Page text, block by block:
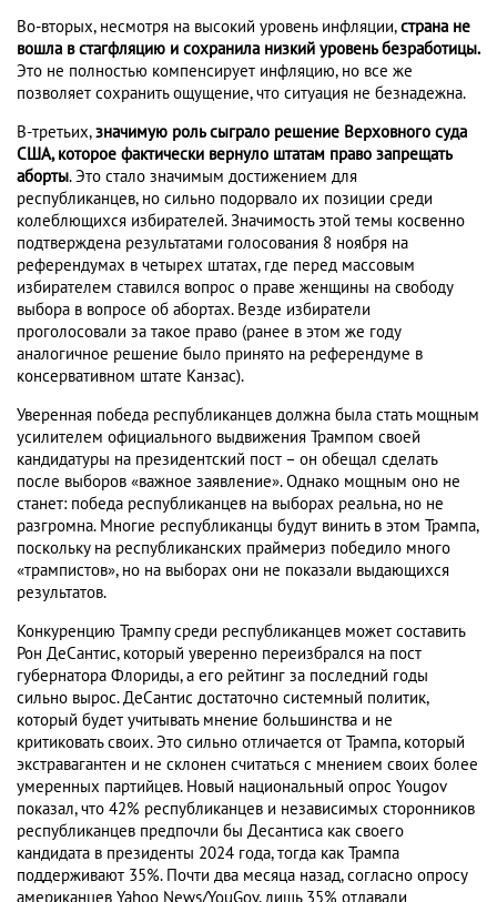
Во-вторых, несмотря на высокий уровень инфляции,страна не
вошла в стагфляцию и сохранила низкий уровень безработицы.
Это не полностью компенсирует инфляцию, но все же
позволяет сохранить ощущение, что ситуация не безнадежна.
В-третьих,значимую роль сыграло решение Верховного суда
США, которое фактически вернуло штатам право запрещать
аборты. Это стало значимым достижением для
республиканцев, но сильно подорвало их позиции среди
колеблющихся избирателей. Значимость этой темы косвенно
подтверждена результатами голосования 8 ноября на
референдумах в четырех штатах, где перед массовым
избирателем ставился вопрос о праве женщины на свободу
выбора в вопросе об абортах. Везде избиратели
проголосовали за такое право (ранее в этом же году
аналогичное решение было принято на референдуме в
консервативном штате Канзас).
Уверенная победа республиканцев должна была стать мощным
усилителем официального выдвижения Трампом своей
кандидатуры на президентский пост – он обещал сделать
после выборов «важное заявление». Однако мощным оно не
станет: победа республиканцев на выборах реальна, но не
разгромна. Многие республиканцы будут винить в этом Трампа,
поскольку на республиканских праймериз победило много
«трампистов», но на выборах они не показали выдающихся
результатов.
Конкуренцию Трампу среди республиканцев может составить
Рон ДеСантис, который уверенно переизбрался на пост
губернатора Флориды, а его рейтинг за последний годы
сильно вырос. ДеСантис достаточно системный политик,
который будет учитывать мнение большинства и не
критиковать своих. Это сильно отличается от Трампа, который
экстравагантен и не склонен считаться с мнением своих более
умеренных партийцев. Новый национальный опрос Yougov
показал, что 42% республиканцев и независимых сторонников
республиканцев предпочли бы Десантиса как своего
кандидата в президенты 2024 года, тогда как Трампа
поддерживают 35%. Почти два месяца назад, согласно опросу
американцев Yahoo News/YouGov, лишь 35% отдавали